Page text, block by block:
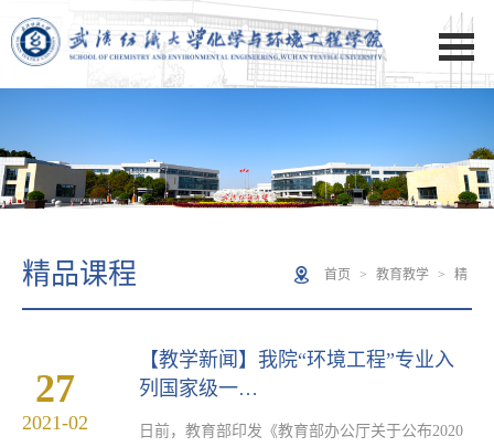
精品课程 首页 > 教育教学 > 精
27
2021-02
【教学新闻】我院“环境工程”专业入
列国家级一…
​日前，教育部印发《教育部办公厅关于公布2020